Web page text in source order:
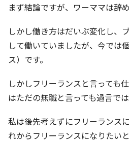
まず結論ですが、ワーママは辞
しかし働き方はだいぶ変化し、
して働いていましたが、今では
ス）です。
しかしフリーランスと言っても
はただの無職と言っても過言では
私は後先考えずにフリーランス
れからフリーランスになりたい